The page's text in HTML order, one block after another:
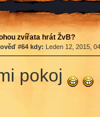
zvířata hrát ŽvB?
#64 kdy: Leden 12, 2015,
pokoj